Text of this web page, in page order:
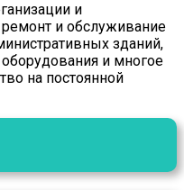
и
и обслуживание
зданий,
и многое
на постоянной